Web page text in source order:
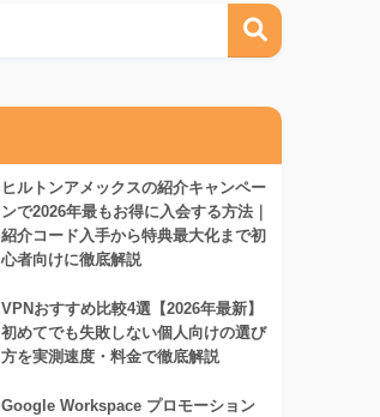
ヒルトンアメックスの紹介キャンペー
ンで2026年最もお得に入会する方法｜
紹介コード入手から特典最大化まで初
心者向けに徹底解説
VPNおすすめ比較4選【2026年最新】
初めてでも失敗しない個人向けの選び
方を実測速度・料金で徹底解説
Google Workspace プロモーション